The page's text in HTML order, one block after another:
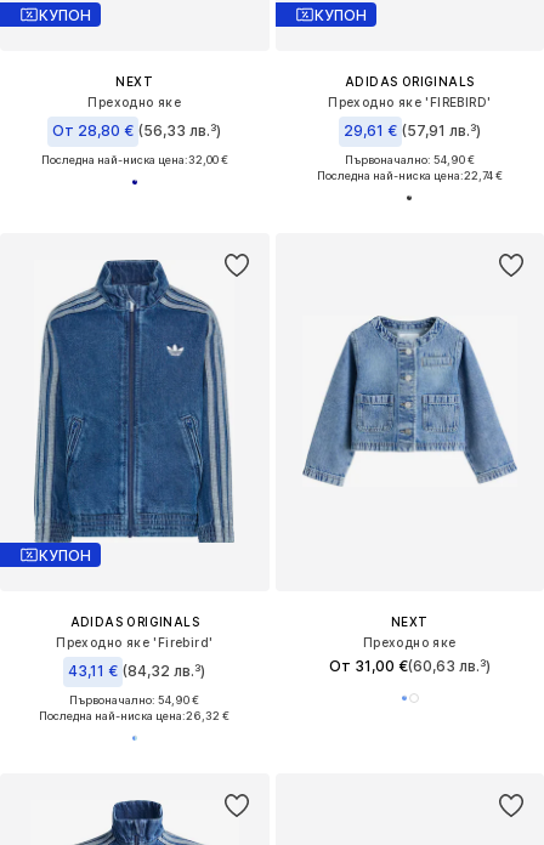
КУПОН
NEXT
Преходно яке
От 28,80 € (56,33 лв.³)
Последна най-ниска цена:32,00 €
КУПОН
ADIDAS ORIGINALS
Преходно яке 'FIREBIRD'
29,61 € (57,91 лв.³)
Първоначално: 54,90 €
Последна най-ниска цена:22,74 €
КУПОН
ADIDAS ORIGINALS
Преходно яке 'Firebird'
43,11 € (84,32 лв.³)
Първоначално: 54,90 €
Последна най-ниска цена:26,32 €
NEXT
Преходно яке
От 31,00 €(60,63 лв.³)